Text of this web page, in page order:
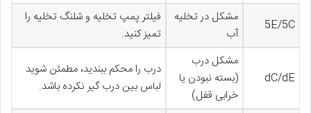
5E/5C
مشکل در تخلیه
آب
فیلتر پمپ تخلیه و شلنگ تخلیه را
تمیز کنید.
dC/dE
مشکل درب
(بسته نبودن یا
خرابی قفل)
درب را محکم ببندید، مطمئن شوید
لباس بین درب گیر نکرده باشد.